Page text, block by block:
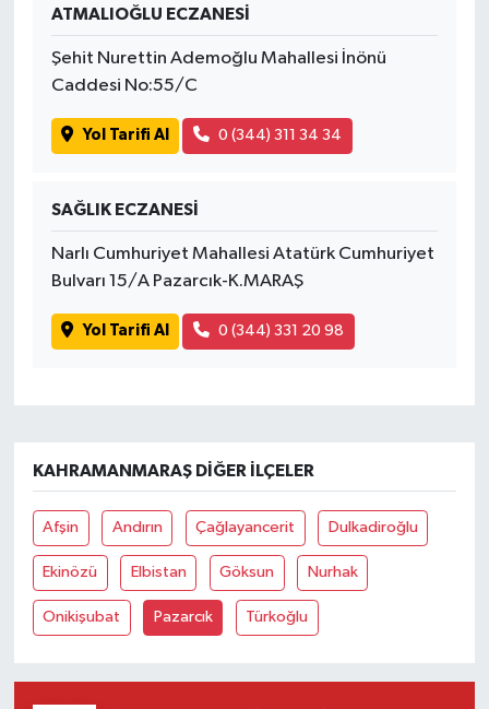
ATMALIOĞLU ECZANESİ
Şehit Nurettin Ademoğlu Mahallesi İnönü
Caddesi No:55/C
Yol Tarifi Al 0 (344) 311 34 34
SAĞLIK ECZANESİ
Narlı Cumhuriyet Mahallesi Atatürk Cumhuriyet
Bulvarı 15/A Pazarcık-K.MARAŞ
Yol Tarifi Al 0 (344) 331 20 98
KAHRAMANMARAŞ DIĞER İLÇELER
Afşin Andırın Çağlayancerit Dulkadiroğlu
Ekinözü Elbistan Göksun Nurhak
Onikişubat Pazarcık Türkoğlu